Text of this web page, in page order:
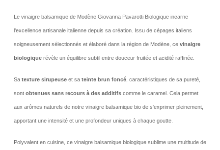
Le vinaigre balsamique de Modène Giovanna Pavarotti Biologique incarne
l'excellence artisanale italienne depuis sa création. Issu de cépages italiens
soigneusement sélectionnés et élaboré dans la région de Modène, ce vinaigre
biologique révèle un équilibre subtil entre douceur fruitée et acidité raffinée.
Sa texture sirupeuse et sa teinte brun foncé , caractéristiques de sa pureté,
sont obtenues sans recours à des additifs comme le caramel. Cela permet
aux arômes naturels de notre vinaigre balsamique bio de s'exprimer pleinement,
apportant une intensité et une profondeur uniques à chaque goutte.
Polyvalent en cuisine, ce vinaigre balsamique biologique sublime une multitude de